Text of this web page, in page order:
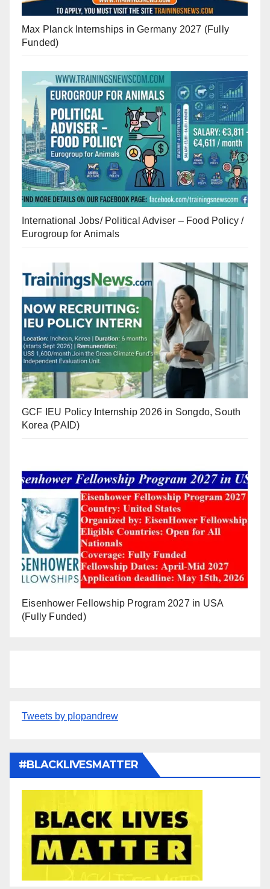
Max Planck Internships in Germany 2027 (Fully
Funded)
International Jobs/ Political Adviser – Food Policy /
Eurogroup for Animals
GCF IEU Policy Internship 2026 in Songdo, South
Korea (PAID)
Eisenhower Fellowship Program 2027 in USA
(Fully Funded)
Tweets by plopandrew
#BLACKLIVESMATTER